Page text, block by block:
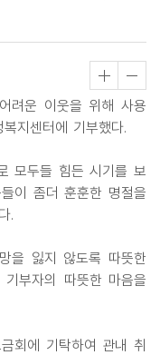
려운 이웃을 위해 사용
지센터에 기부했다.
모두들 힘든 시기를 보
이 좀더 훈훈한 명절을
.
을 잃지 않도록 따뜻한
부자의 따뜻한 마음을
회에 기탁하여 관내 취